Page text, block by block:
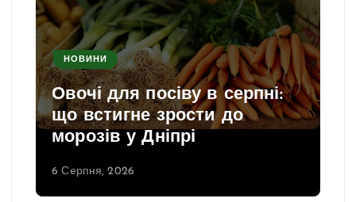
НОВИНИ
Овочі для посіву в серпні:
що встигне зрости до
морозів у Дніпрі
6 Серпня, 2026